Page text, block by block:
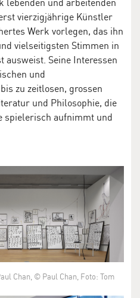
lebenden und arbeitenden
vierzigjährige Künstler
Werk vorlegen, das ihn
vielseitigsten Stimmen in
ausweist. Seine Interessen
und
zu zeitlosen, grossen
und Philosophie, die
spielerisch aufnimmt und
Chan, © Paul Chan, Foto: Tom